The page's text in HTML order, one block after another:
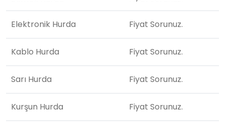
Elektronik Hurda Fiyat Sorunuz.
Kablo Hurda Fiyat Sorunuz.
Sarı Hurda Fiyat Sorunuz.
Kurşun Hurda Fiyat Sorunuz.